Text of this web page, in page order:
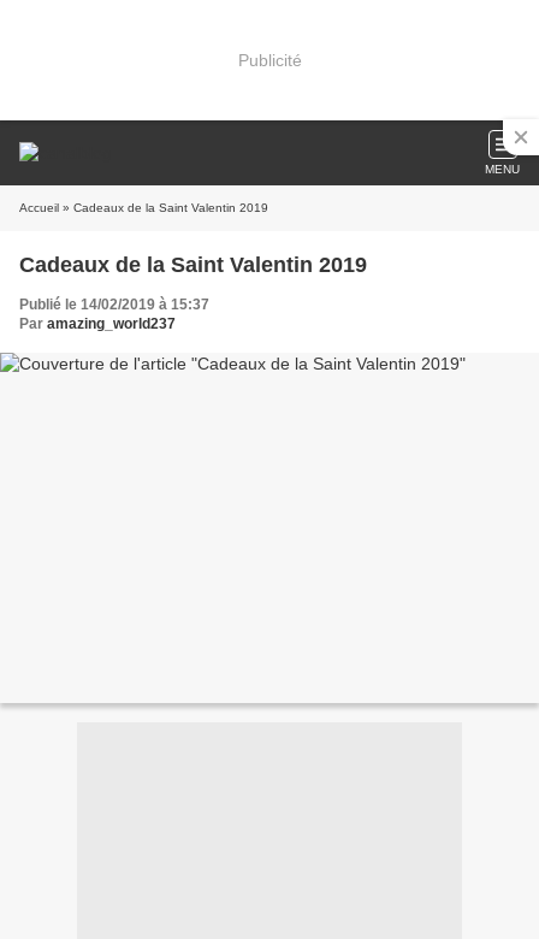
Publicité
MENU
Accueil » Cadeaux de la Saint Valentin 2019
Cadeaux de la Saint Valentin 2019
Publié le 14/02/2019 à 15:37
Par amazing_world237